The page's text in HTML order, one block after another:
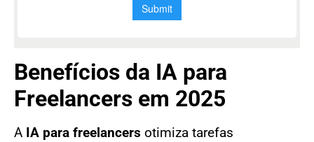
Benefícios da IA para
Freelancers em 2025
A IA para freelancers otimiza tarefas